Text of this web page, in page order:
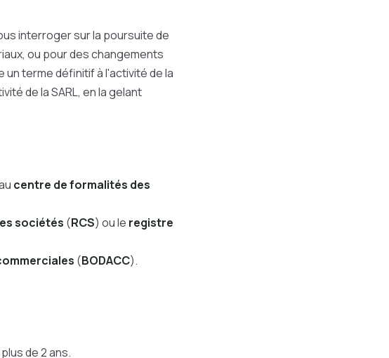
interroger sur la poursuite de
ou pour des changements
terme définitif à l'activité de la
de la SARL, en la gelant
centre de formalités des
sociétés (RCS) ou le registre
(BODACC).
de 2 ans.